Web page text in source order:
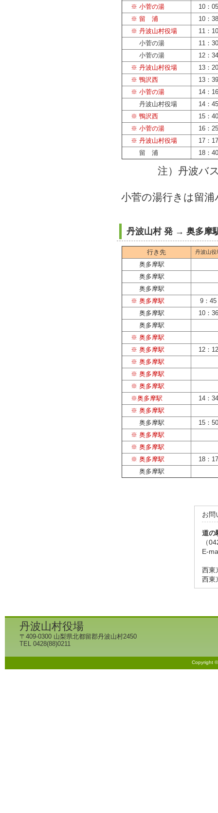
※ 小菅の湯
10：05
※ 留 浦
10：38
※ 丹波山村役場
11：10
小菅の湯
11：30
小菅の湯
12：34
※ 丹波山村役場
13：20
※ 鴨沢西
13：39
※ 小菅の湯
14：16
丹波山村役場
14：45
※ 鴨沢西
15：40
※ 小菅の湯
16：25
※ 丹波山村役場
17：17
留 浦
18：40
注）丹波バ
小菅の湯行きは留
丹波山村 発 → 奥多摩
行き先 丹波山役
奥多摩駅
奥多摩駅
奥多摩駅
※ 奥多摩駅
9：45
奥多摩駅
10：36
奥多摩駅
※ 奥多摩駅
※ 奥多摩駅
12：12
※ 奥多摩駅
※ 奥多摩駅
※ 奥多摩駅
※奥多摩駅
14：34
※ 奥多摩駅
奥多摩駅
15：50
※ 奥多摩駅
※ 奥多摩駅
※ 奥多摩駅
18：17
奥多摩駅
お問
道
（
E-
西東
西
丹波山村役場
〒409-0300 山梨県北都留郡丹波山村2450
TEL 0428(88)0211
Copyright